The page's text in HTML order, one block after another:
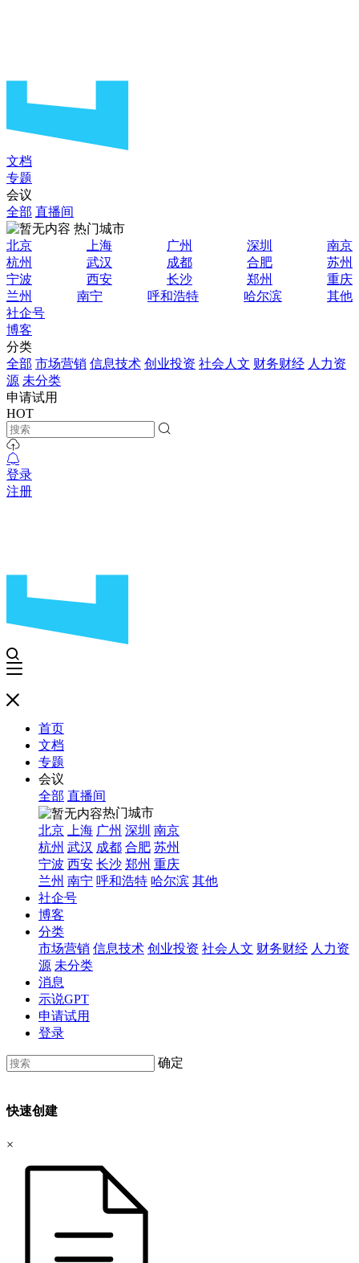
文档
专题
会议
全部 直播间
热门城市
北京
上海 广州 深圳
南京
杭州
武汉 成都 合肥
苏州
宁波
西安 长沙 郑州
重庆
兰州
南宁 呼和浩特 哈尔滨
其他
社企号
博客
分类
全部 市场营销 信息技术 创业投资 社会人文 财务财经 人力资
源 未分类
申请试用
HOT
登录
注册
首页
文档
专题
会议
全部 直播间
热门城市
北京
上海 广州 深圳 南京
杭州 武汉 成都 合肥 苏州
宁波 西安 长沙 郑州 重庆
兰州 南宁 呼和浩特 哈尔滨 其他
社企号
博客
分类
市场营销 信息技术 创业投资 社会人文 财务财经 人力资
源 未分类
消息
示说GPT
申请试用
登录
确定
快速创建
×